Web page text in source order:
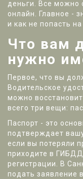
деньги. Все можно
онлайн. Главное -
и как не попасть
Что вам
нужно
Первое, что вы
Водительское
можно
всего три вещи:
Паспорт - это
подтверждает
если вы потеряли
приходите в ГИБДД
регистрации. В
подать заявление